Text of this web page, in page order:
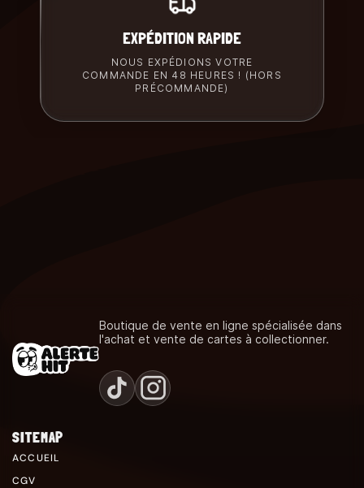
EXPÉDITION RAPIDE
NOUS EXPÉDIONS VOTRE
COMMANDE EN 48 HEURES ! (HORS
PRÉCOMMANDE)
Boutique de vente en ligne spécialisée dans
l'achat et vente de cartes à collectionner.
SITEMAP
ACCUEIL
CGV